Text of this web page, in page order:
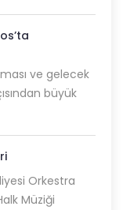
ve gelecek
büyük
Orkestra
Müziği